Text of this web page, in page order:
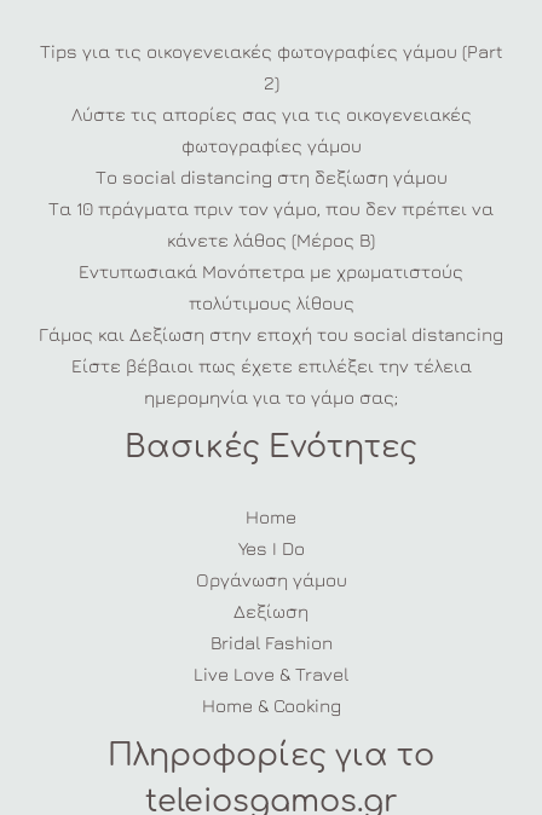
Tips για τις οικογενειακές φωτογραφίες γάμου (Part
2)
Λύστε τις απορίες σας για τις οικογενειακές
φωτογραφίες γάμου
Το social distancing στη δεξίωση γάμου
Τα 10 πράγματα πριν τον γάμο, που δεν πρέπει να
κάνετε λάθος (Μέρος Β)
Εντυπωσιακά Μονόπετρα με χρωματιστούς
πολύτιμους λίθους
Γάμος και Δεξίωση στην εποχή του social distancing
Είστε βέβαιοι πως έχετε επιλέξει την τέλεια
ημερομηνία για το γάμο σας;
Βασικές Ενότητες
Home
Yes I Do
Οργάνωση γάμου
Δεξίωση
Bridal Fashion
Live Love & Travel
Home & Cooking
Πληροφορίες για το
teleiosgamos.gr